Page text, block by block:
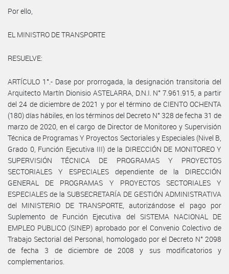
Por ello,
EL MINISTRO DE TRANSPORTE
RESUELVE:
ARTÍCULO 1°.- Dase por prorrogada, la designación transitoria del
Arquitecto Martín Dionisio ASTELARRA, D.N.I. N° 7.961.915, a partir
del 24 de diciembre de 2021 y por el término de CIENTO OCHENTA
(180) días hábiles, en los términos del Decreto N° 328 de fecha 31 de
marzo de 2020, en el cargo de Director de Monitoreo y Supervisión
Técnica de Programas Y Proyectos Sectoriales y Especiales (Nivel B,
Grado 0, Función Ejecutiva III) de la DIRECCIÓN DE MONITOREO Y
SUPERVISIÓN TÉCNICA DE PROGRAMAS Y PROYECTOS
SECTORIALES Y ESPECIALES dependiente de la DIRECCIÓN
GENERAL DE PROGRAMAS Y PROYECTOS SECTORIALES Y
ESPECIALES de la SUBSECRETARÍA DE GESTIÓN ADMINISTRATIVA
del MINISTERIO DE TRANSPORTE, autorizándose el pago por
Suplemento de Función Ejecutiva del SISTEMA NACIONAL DE
EMPLEO PUBLICO (SINEP) aprobado por el Convenio Colectivo de
Trabajo Sectorial del Personal, homologado por el Decreto N° 2098
de fecha 3 de diciembre de 2008 y sus modificatorios y
complementarios.